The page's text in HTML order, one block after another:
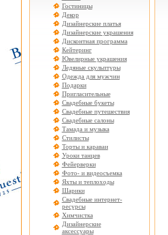
Гостиницы
Декор
Дизайнерские платья
Дизайнерские украшения
Дисконтная программа
Кейтеринг
Ювелирные украшения
Ледяные скульптуры
Одежда для мужчин
Подарки
Пригласительные
Свадебные букеты
Свадебные путешествия
Свадебные салоны
Тамада и музыка
Стилисты
Торты и караваи
Уроки танцев
Фейерверки
Фото- и видеосъемка
Яхты и теплоходы
Шарики
Свадебные интернет-
ресурсы
Химчистка
Дизайнерские
аксессуары